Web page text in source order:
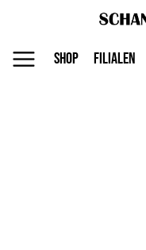
SHOP FILIALEN